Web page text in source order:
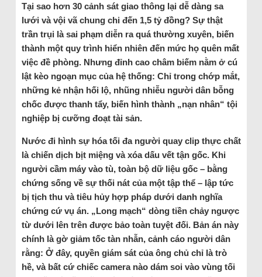
Tại sao hơn 30 cảnh sát giao thông lại dễ dàng sa
lưới và vội vã chung chi đến 1,5 tỷ đồng? Sự thật
trần trụi là sai phạm diễn ra quá thường xuyên, biến
thành một quy trình hiển nhiên đến mức họ quên mất
việc đề phòng. Nhưng đỉnh cao châm biếm nằm ở cú
lật kèo ngoạn mục của hệ thống: Chỉ trong chớp mắt,
những kẻ nhận hối lộ, nhũng nhiễu người dân bỗng
chốc được thanh tẩy, biến hình thành „nạn nhân“ tội
nghiệp bị cưỡng đoạt tài sản.
Nước đi hình sự hóa tối đa người quay clip thực chất
là chiến dịch bịt miệng và xóa dấu vết tận gốc. Khi
người cầm máy vào tù, toàn bộ dữ liệu gốc – bằng
chứng sống về sự thối nát của một tập thể – lập tức
bị tịch thu và tiêu hủy hợp pháp dưới danh nghĩa
chứng cứ vụ án. „Long mạch“ dòng tiền chảy ngược
từ dưới lên trên được bảo toàn tuyệt đối. Bản án này
chính là gờ giảm tốc tàn nhẫn, cảnh cáo người dân
rằng: Ở đây, quyền giám sát của ông chủ chỉ là trò
hề, và bất cứ chiếc camera nào dám soi vào vùng tối